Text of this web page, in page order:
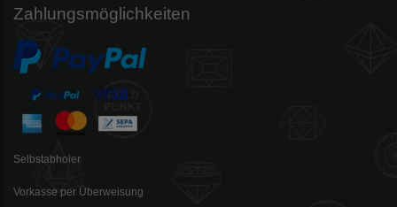
Zahlungsmöglichkeiten
Selbstabholer
Vorkasse per Überweisung